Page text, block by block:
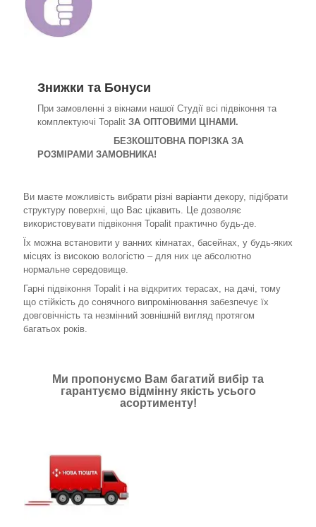
Знижки та Бонуси
При замовленні з вікнами нашої Студії всі підвіконня та
комплектуючі Topalit ЗА ОПТОВИМИ ЦІНАМИ.
БЕЗКОШТОВНА ПОРІЗКА ЗА
РОЗМІРАМИ ЗАМОВНИКА!
Ви маєте можливість вибрати різні варіанти декору, підібрати
структуру поверхні, що Вас цікавить. Це дозволяє
використовувати підвіконня Topalit практично будь-де.
Їх можна встановити у ванних кімнатах, басейнах, у будь-яких
місцях із високою вологістю – для них це абсолютно
нормальне середовище.
Гарні підвіконня Topalit і на відкритих терасах, на дачі, тому
що стійкість до сонячного випромінювання забезпечує їх
довговічність та незмінний зовнішній вигляд протягом
багатьох років.
Ми пропонуємо Вам багатий вибір та
гарантуємо відмінну якість усього
асортименту!